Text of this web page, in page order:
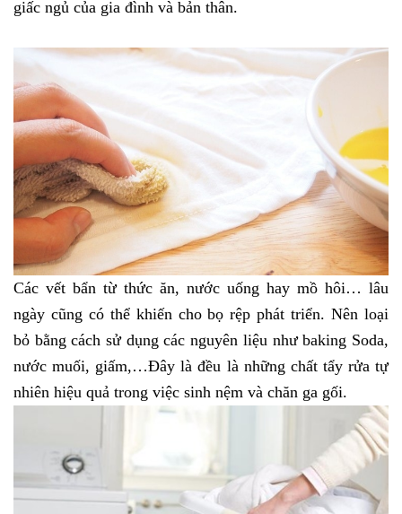
giấc ngủ của gia đình và bản thân.
Các vết bẩn từ thức ăn, nước uống hay mồ hôi… lâu
ngày cũng có thể khiến cho bọ rệp phát triển. Nên loại
bỏ bằng cách sử dụng các nguyên liệu như baking Soda,
nước muối, giấm,…Đây là đều là những chất tẩy rửa tự
nhiên hiệu quả trong việc sinh nệm và chăn ga gối.